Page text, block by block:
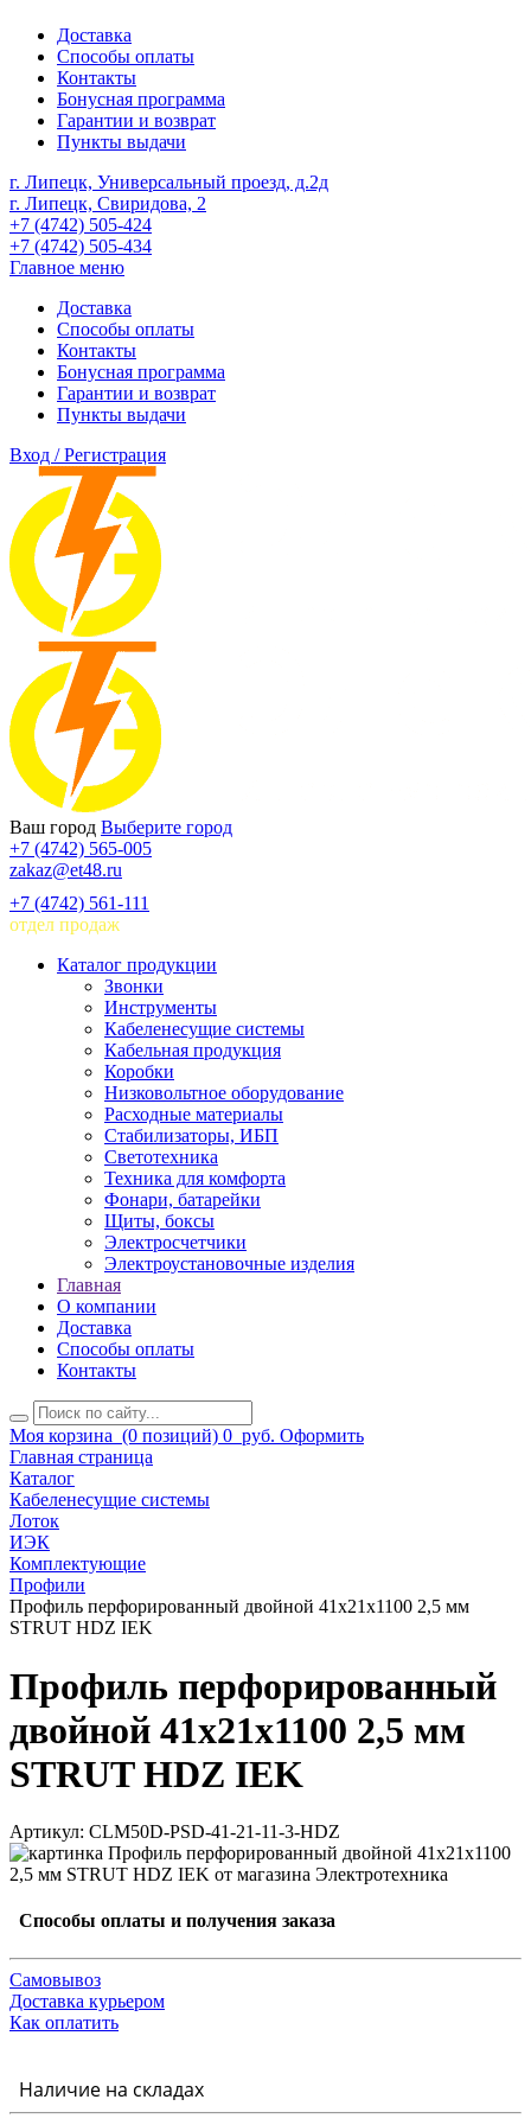
Доставка
Способы оплаты
Контакты
Бонусная программа
Гарантии и возврат
Пункты выдачи
г. Липецк, Универсальный проезд, д.2д
г. Липецк, Свиридова, 2
+7 (4742) 505-424
+7 (4742) 505-434
Главное меню
Доставка
Способы оплаты
Контакты
Бонусная программа
Гарантии и возврат
Пункты выдачи
Вход / Регистрация
Ваш город Выберите город
+7 (4742) 565-005
zakaz@et48.ru
+7 (4742) 561-111
отдел продаж
Каталог продукции
Звонки
Инструменты
Кабеленесущие системы
Кабельная продукция
Коробки
Низковольтное оборудование
Расходные материалы
Стабилизаторы, ИБП
Светотехника
Техника для комфорта
Фонари, батарейки
Щиты, боксы
Электросчетчики
Электроустановочные изделия
Главная
О компании
Доставка
Способы оплаты
Контакты
Моя корзина (0 позиций) 0 руб. Оформить
Главная страница
Каталог
Кабеленесущие системы
Лоток
ИЭК
Комплектующие
Профили
Профиль перфорированный двойной 41х21х1100 2,5 мм
STRUT HDZ IEK
Профиль перфорированный
двойной 41х21х1100 2,5 мм
STRUT HDZ IEK
Артикул: CLM50D-PSD-41-21-11-3-HDZ
Способы оплаты и получения заказа
Самовывоз
Доставка курьером
Как оплатить
Наличие на складах